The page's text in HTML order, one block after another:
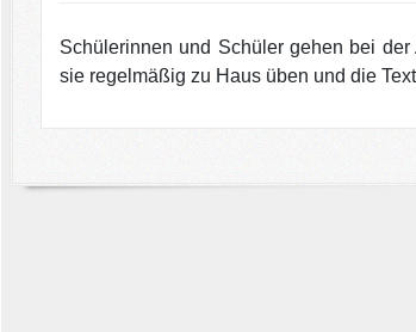
Schülerinnen und Schüler gehen bei
sie regelmäßig zu Haus üben und die